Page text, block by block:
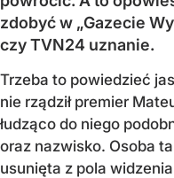
zdobyć w „Gazecie
czy TVN24 uznanie.
Trzeba to powiedzieć
nie rządził premier
łudząco do niego
oraz nazwisko. Osoba
usunięta z pola